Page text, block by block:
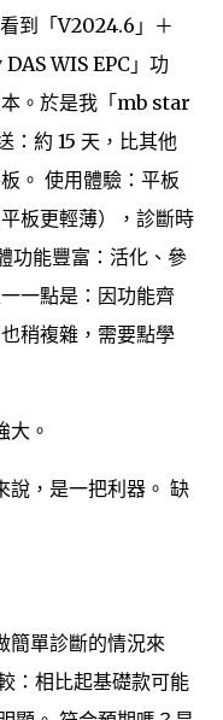
到「V2024.6」＋
WIS EPC」功
。於是我「mb star
：約 15 天，比其他
。 使用體驗：平板
板更輕薄），診斷時
功能豐富：活化、參
一點是：因功能齊
稍複雜，需要點學
大。
說，是一把利器。 缺
簡單診斷的情況來
：相比起基礎款可能